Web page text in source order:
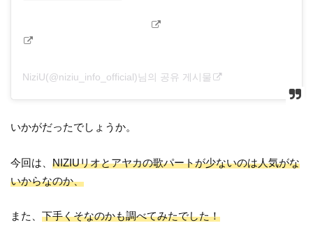
NiziU(@niziu_info_official)님의 공유 게시물
いかがだったでしょうか。
今回は、NIZIUリオとアヤカの歌パートが少ないのは人気がな
いからなのか、
また、下手くそなのかも調べてみたでした！